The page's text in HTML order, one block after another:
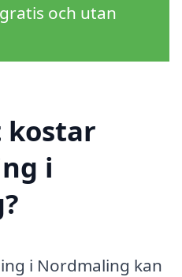
och utan
kostar
i
i Nordmaling kan